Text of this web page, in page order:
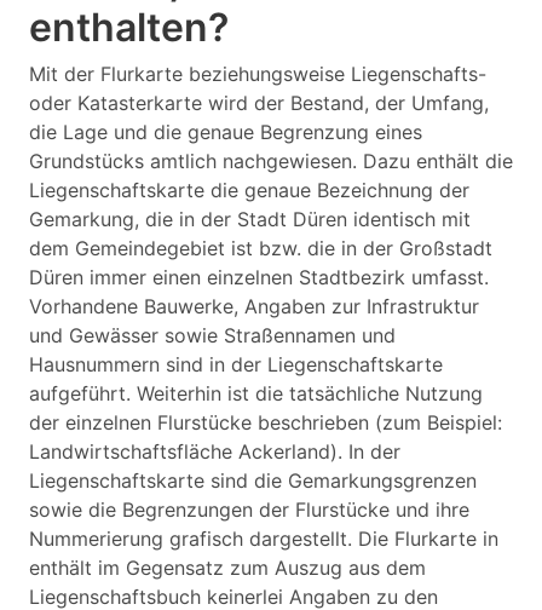
enthalten?
Mit der Flurkarte beziehungsweise Liegenschafts-
oder Katasterkarte wird der Bestand, der Umfang,
die Lage und die genaue Begrenzung eines
Grundstücks amtlich nachgewiesen. Dazu enthält die
Liegenschaftskarte die genaue Bezeichnung der
Gemarkung, die in der Stadt Düren identisch mit
dem Gemeindegebiet ist bzw. die in der Großstadt
Düren immer einen einzelnen Stadtbezirk umfasst.
Vorhandene Bauwerke, Angaben zur Infrastruktur
und Gewässer sowie Straßennamen und
Hausnummern sind in der Liegenschaftskarte
aufgeführt. Weiterhin ist die tatsächliche Nutzung
der einzelnen Flurstücke beschrieben (zum Beispiel:
Landwirtschaftsfläche Ackerland). In der
Liegenschaftskarte sind die Gemarkungsgrenzen
sowie die Begrenzungen der Flurstücke und ihre
Nummerierung grafisch dargestellt. Die Flurkarte in
enthält im Gegensatz zum Auszug aus dem
Liegenschaftsbuch keinerlei Angaben zu den